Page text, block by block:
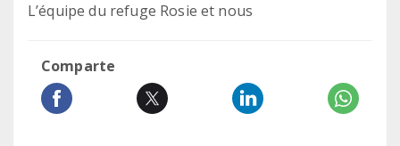
L’équipe du refuge Rosie et nous
Comparte